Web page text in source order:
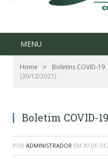
MENU
Home » Boletins COVID-19
(30/12/2021)
Boletim COVID-
POR ADMINISTRADOR EM 30 DE